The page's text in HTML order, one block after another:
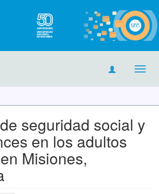
seguridad social y
en los adultos
Misiones,